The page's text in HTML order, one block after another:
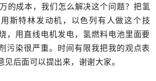
的成本，我们怎么解决这个问题？把氢
斯特林发动机，以色列有人做这个技
，用直线电机发电，氢燃料电池里面要
污染很严重。时间有限我把我的观点表
见后面可以提出来，谢谢大家。